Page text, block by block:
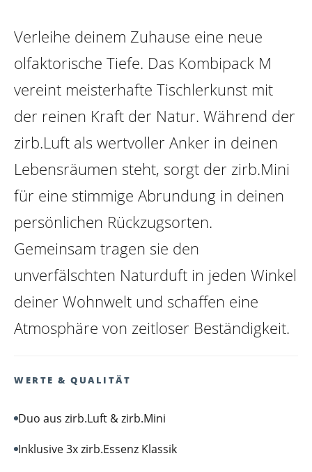
Verleihe deinem Zuhause eine neue
olfaktorische Tiefe. Das Kombipack M
vereint meisterhafte Tischlerkunst mit
der reinen Kraft der Natur. Während der
zirb.Luft als wertvoller Anker in deinen
Lebensräumen steht, sorgt der zirb.Mini
für eine stimmige Abrundung in deinen
persönlichen Rückzugsorten.
Gemeinsam tragen sie den
unverfälschten Naturduft in jeden Winkel
deiner Wohnwelt und schaffen eine
Atmosphäre von zeitloser Beständigkeit.
WERTE & QUALITÄT
Duo aus zirb.Luft & zirb.Mini
Inklusive 3x zirb.Essenz Klassik